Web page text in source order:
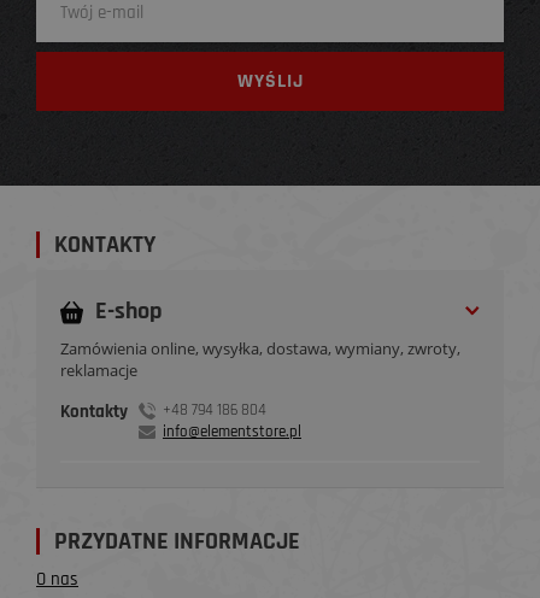
KONTAKTY
E-shop
Zamówienia online, wysyłka, dostawa, wymiany, zwroty,
reklamacje
Kontakty
+48 794 186 804
info@elementstore.pl
PRZYDATNE INFORMACJE
O nas